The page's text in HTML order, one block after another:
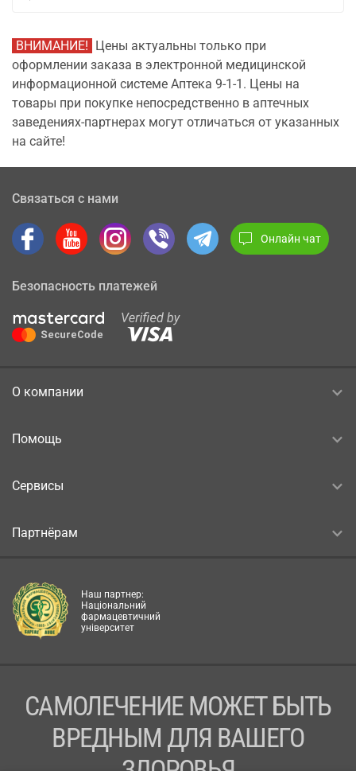
ВНИМАНИЕ! Цены актуальны только при
оформлении заказа в электронной медицинской
информационной системе Аптека 9-1-1. Цены на
товары при покупке непосредственно в аптечных
заведениях-партнерах могут отличаться от указанных
на сайте!
Связаться с нами
Онлайн чат
Безопасность платежей
О компании
Помощь
Сервисы
Партнёрам
Наш партнер:
Національний
фармацевтичний
університет
САМОЛЕЧЕНИЕ МОЖЕТ БЫТЬ
ВРЕДНЫМ ДЛЯ ВАШЕГО